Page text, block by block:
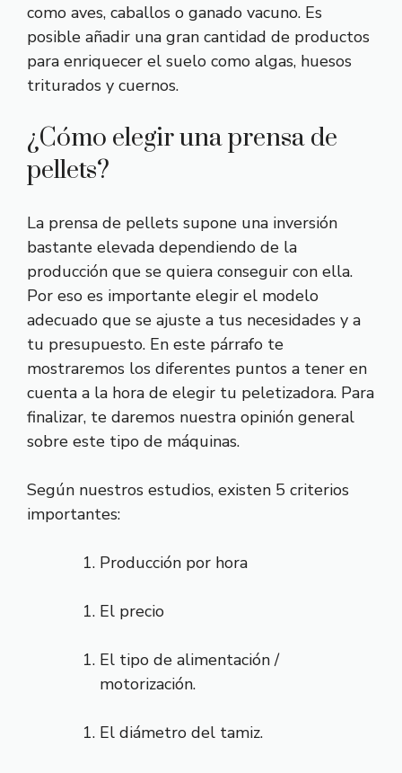
como aves, caballos o ganado vacuno. Es
posible añadir una gran cantidad de productos
para enriquecer el suelo como algas, huesos
triturados y cuernos.
¿Cómo elegir una prensa de
pellets?
La prensa de pellets supone una inversión
bastante elevada dependiendo de la
producción que se quiera conseguir con ella.
Por eso es importante elegir el modelo
adecuado que se ajuste a tus necesidades y a
tu presupuesto. En este párrafo te
mostraremos los diferentes puntos a tener en
cuenta a la hora de elegir tu peletizadora. Para
finalizar, te daremos nuestra opinión general
sobre este tipo de máquinas.
Según nuestros estudios, existen 5 criterios
importantes:
Producción por hora
El precio
El tipo de alimentación /
motorización.
El diámetro del tamiz.